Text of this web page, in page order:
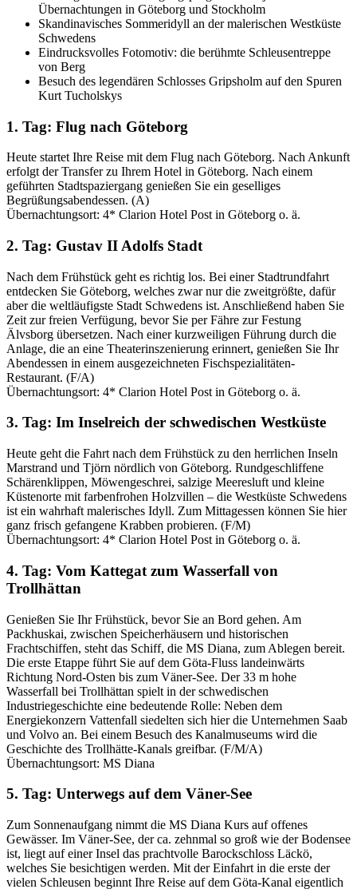
Übernachtungen in Göteborg und Stockholm
Skandinavisches Sommeridyll an der malerischen Westküste
Schwedens
Eindrucksvolles Fotomotiv: die berühmte Schleusentreppe
von Berg
Besuch des legendären Schlosses Gripsholm auf den Spuren
Kurt Tucholskys
1. Tag: Flug nach Göteborg
Heute startet Ihre Reise mit dem Flug nach Göteborg. Nach Ankunft
erfolgt der Transfer zu Ihrem Hotel in Göteborg. Nach einem
geführten Stadtspaziergang genießen Sie ein geselliges
Begrüßungsabendessen. (A)
Übernachtungsort: 4* Clarion Hotel Post in Göteborg o. ä.
2. Tag: Gustav II Adolfs Stadt
Nach dem Frühstück geht es richtig los. Bei einer Stadtrundfahrt
entdecken Sie Göteborg, welches zwar nur die zweitgrößte, dafür
aber die weltläufigste Stadt Schwedens ist. Anschließend haben Sie
Zeit zur freien Verfügung, bevor Sie per Fähre zur Festung
Älvsborg übersetzen. Nach einer kurzweiligen Führung durch die
Anlage, die an eine Theaterinszenierung erinnert, genießen Sie Ihr
Abendessen in einem ausgezeichneten Fischspezialitäten-
Restaurant. (F/A)
Übernachtungsort: 4* Clarion Hotel Post in Göteborg o. ä.
3. Tag: Im Inselreich der schwedischen Westküste
Heute geht die Fahrt nach dem Frühstück zu den herrlichen Inseln
Marstrand und Tjörn nördlich von Göteborg. Rundgeschliffene
Schärenklippen, Möwengeschrei, salzige Meeresluft und kleine
Küstenorte mit farbenfrohen Holzvillen – die Westküste Schwedens
ist ein wahrhaft malerisches Idyll. Zum Mittagessen können Sie hier
ganz frisch gefangene Krabben probieren. (F/M)
Übernachtungsort: 4* Clarion Hotel Post in Göteborg o. ä.
4. Tag: Vom Kattegat zum Wasserfall von
Trollhättan
Genießen Sie Ihr Frühstück, bevor Sie an Bord gehen. Am
Packhuskai, zwischen Speicherhäusern und historischen
Frachtschiffen, steht das Schiff, die MS Diana, zum Ablegen bereit.
Die erste Etappe führt Sie auf dem Göta-Fluss landeinwärts
Richtung Nord-Osten bis zum Väner-See. Der 33 m hohe
Wasserfall bei Trollhättan spielt in der schwedischen
Industriegeschichte eine bedeutende Rolle: Neben dem
Energiekonzern Vattenfall siedelten sich hier die Unternehmen Saab
und Volvo an. Bei einem Besuch des Kanalmuseums wird die
Geschichte des Trollhätte-Kanals greifbar. (F/M/A)
Übernachtungsort: MS Diana
5. Tag: Unterwegs auf dem Väner-See
Zum Sonnenaufgang nimmt die MS Diana Kurs auf offenes
Gewässer. Im Väner-See, der ca. zehnmal so groß wie der Bodensee
ist, liegt auf einer Insel das prachtvolle Barockschloss Läckö,
welches Sie besichtigen werden. Mit der Einfahrt in die erste der
vielen Schleusen beginnt Ihre Reise auf dem Göta-Kanal eigentlich